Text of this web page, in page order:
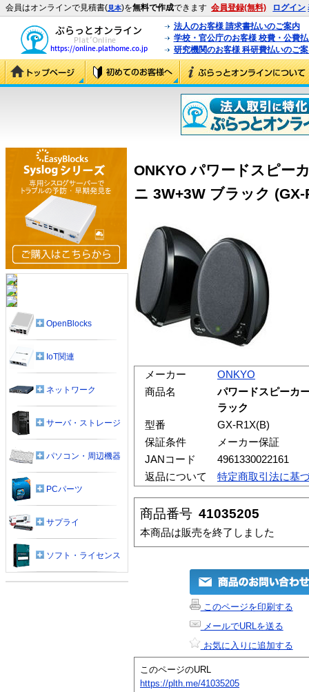
会員はオンラインで見積書(見本)を無料で作成できます 会員登録(無料) ログイン
法人のお客様 請求書払いのご案内
学校・官公庁のお客様 校費・公費
研究機関のお客様 科研費払いのご
ONKYO パワードスピー
ニ 3W+3W ブラック (GX-
メーカー
ONKYO
商品名
パワードスピーカ
ラック
型番
GX-R1X(B)
保証条件
メーカー保証
JANコード
4961330022161
返品について
特定商取引法に基
商品番号 41035205
本商品は販売を終了しました
このページを印刷する
メールでURLを送る
お気に入りに追加する
このページのURL
https://plth.me/41035205
OpenBlocks
IoT関連
ネットワーク
サーバ・ストレージ
パソコン・周辺機器
PCパーツ
サプライ
ソフト・ライセンス